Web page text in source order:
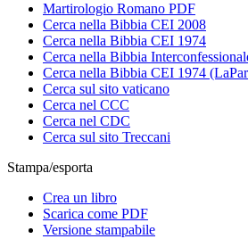
Martirologio Romano PDF
Cerca nella Bibbia CEI 2008
Cerca nella Bibbia CEI 1974
Cerca nella Bibbia
Cerca nella Bibbia CEI 1974
Cerca sul sito vaticano
Cerca nel CCC
Cerca nel CDC
Cerca sul sito Treccani
Stampa/esporta
Crea un libro
Scarica come PDF
Versione stampabile